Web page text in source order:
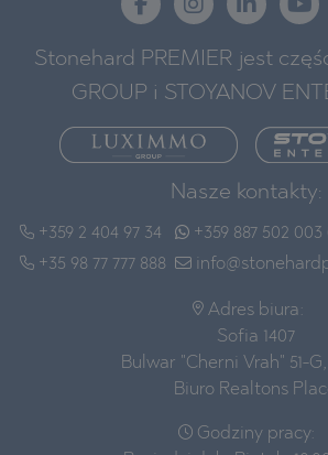
Stonehard PREMIER jest
GROUP i STOYANOV
Nasze kontakty:
+359 2 404 97 34
+35 98 77 777 888
+359 887 502
Adres biura:
Sofia 1407
Bulwar "Cherni Vrah" 51-
Biuro Realtons
Godziny pracy: